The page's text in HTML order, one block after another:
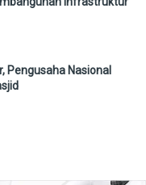
Pengusaha Nasional